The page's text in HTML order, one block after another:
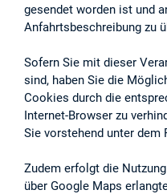
gesendet worden ist und
Anfahrtsbeschreibung zu
Sofern Sie mit dieser
sind, haben Sie die
Cookies durch die
Internet-Browser zu
Sie vorstehend unter dem
Zudem erfolgt die
über Google Maps